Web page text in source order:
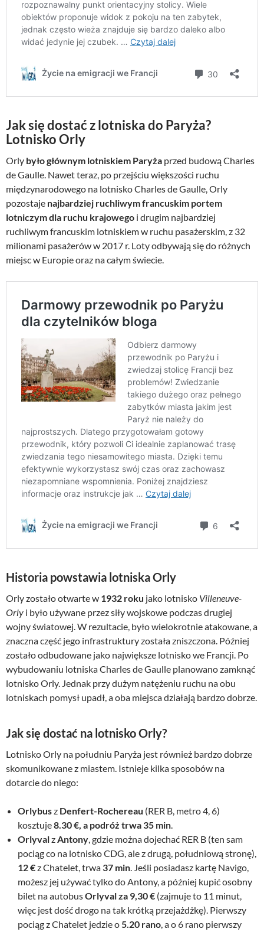
Jak się dostać z lotniska do Paryża?
Lotnisko Orly
Orly było głównym lotniskiem Paryża przed budową Charles
de Gaulle. Nawet teraz, po przejściu większości ruchu
międzynarodowego na lotnisko Charles de Gaulle, Orly
pozostaje najbardziej ruchliwym francuskim portem
lotniczym dla ruchu krajowego i drugim najbardziej
ruchliwym francuskim lotniskiem w ruchu pasażerskim, z 32
milionami pasażerów w 2017 r. Loty odbywają się do różnych
miejsc w Europie oraz na całym świecie.
Historia powstawia lotniska Orly
Orly zostało otwarte w 1932 roku jako lotnisko Villeneuve-
Orly i było używane przez siły wojskowe podczas drugiej
wojny światowej. W rezultacie, było wielokrotnie atakowane, a
znaczna część jego infrastruktury została zniszczona. Później
zostało odbudowane jako największe lotnisko we Francji. Po
wybudowaniu lotniska Charles de Gaulle planowano zamknąć
lotnisko Orly. Jednak przy dużym natężeniu ruchu na obu
lotniskach pomysł upadł, a oba miejsca działają bardzo dobrze.
Jak się dostać na lotnisko Orly?
Lotnisko Orly na południu Paryża jest również bardzo dobrze
skomunikowane z miastem. Istnieje kilka sposobów na
dotarcie do niego:
Orlybusz Denfert-Rochereau (RER B, metro 4, 6)
kosztuje8.30 €, a podróż trwa 35 min
Orlyvalz Antony , gdzie można dojechać RER B (ten sam
pociąg co na lotnisko CDG, ale z drugą, południową stronę),
12 €z Chatelet, trwa 37 min . Jeśli posiadasz kartę Navigo,
możesz jej używać tylko do Antony, a później kupić osobny
bilet na autobusOrlyval za 9,30 € (zajmuje to 11 minut,
więc jest dość drogo na tak krótką przejażdżkę). Pierwszy
pociąg z Chatelet jedzie o 5.20 rano , a o 6 rano pierwszy